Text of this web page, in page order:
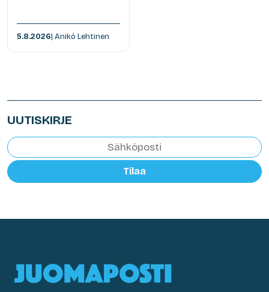
5.8.2026| Anikó Lehtinen
UUTISKIRJE
Tilaa